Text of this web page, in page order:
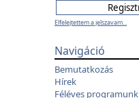
Elfelejtettem a jelszavam...
Navigáció
Bemutatkozás
Hírek
Féléves programunk